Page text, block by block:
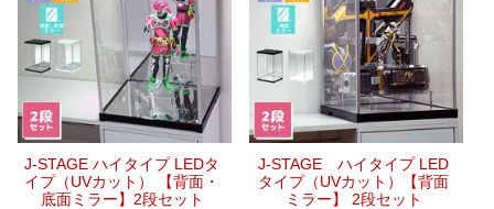
J-STAGE ハイタイプ LEDタ
イプ（UVカット） 【背面・
底面ミラー】2段セット
J-STAGE ハイタイプ LED
タイプ（UVカット）【背面
ミラー】 2段セット